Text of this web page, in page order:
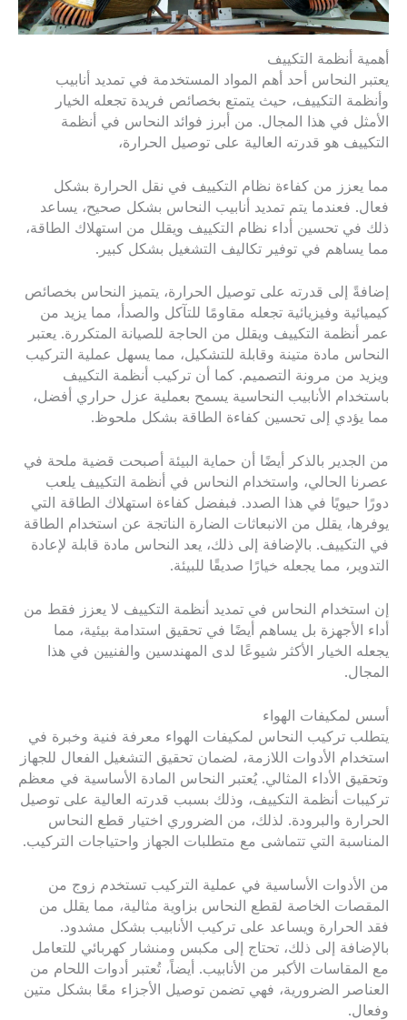
أهمية أنظمة التكييف
يعتبر النحاس أحد أهم المواد المستخدمة في تمديد أنابيب
وأنظمة التكييف، حيث يتمتع بخصائص فريدة تجعله الخيار
الأمثل في هذا المجال. من أبرز فوائد النحاس في أنظمة
التكييف هو قدرته العالية على توصيل الحرارة،
مما يعزز من كفاءة نظام التكييف في نقل الحرارة بشكل
فعال. فعندما يتم تمديد أنابيب النحاس بشكل صحيح، يساعد
ذلك في تحسين أداء نظام التكييف ويقلل من استهلاك الطاقة،
مما يساهم في توفير تكاليف التشغيل بشكل كبير.
إضافةً إلى قدرته على توصيل الحرارة، يتميز النحاس بخصائص
كيميائية وفيزيائية تجعله مقاومًا للتآكل والصدأ، مما يزيد من
عمر أنظمة التكييف ويقلل من الحاجة للصيانة المتكررة. يعتبر
النحاس مادة متينة وقابلة للتشكيل، مما يسهل عملية التركيب
ويزيد من مرونة التصميم. كما أن تركيب أنظمة التكييف
باستخدام الأنابيب النحاسية يسمح بعملية عزل حراري أفضل،
مما يؤدي إلى تحسين كفاءة الطاقة بشكل ملحوظ.
من الجدير بالذكر أيضًا أن حماية البيئة أصبحت قضية ملحة في
عصرنا الحالي، واستخدام النحاس في أنظمة التكييف يلعب
دورًا حيويًا في هذا الصدد. فبفضل كفاءة استهلاك الطاقة التي
يوفرها، يقلل من الانبعاثات الضارة الناتجة عن استخدام الطاقة
في التكييف. بالإضافة إلى ذلك، يعد النحاس مادة قابلة لإعادة
التدوير، مما يجعله خيارًا صديقًا للبيئة.
إن استخدام النحاس في تمديد أنظمة التكييف لا يعزز فقط من
أداء الأجهزة بل يساهم أيضًا في تحقيق استدامة بيئية، مما
يجعله الخيار الأكثر شيوعًا لدى المهندسين والفنيين في هذا
المجال.
أسس لمكيفات الهواء
يتطلب تركيب النحاس لمكيفات الهواء معرفة فنية وخبرة في
استخدام الأدوات اللازمة، لضمان تحقيق التشغيل الفعال للجهاز
وتحقيق الأداء المثالي. يُعتبر النحاس المادة الأساسية في معظم
تركيبات أنظمة التكييف، وذلك بسبب قدرته العالية على توصيل
الحرارة والبرودة. لذلك، من الضروري اختيار قطع النحاس
المناسبة التي تتماشى مع متطلبات الجهاز واحتياجات التركيب.
من الأدوات الأساسية في عملية التركيب تستخدم زوج من
المقصات الخاصة لقطع النحاس بزاوية مثالية، مما يقلل من
فقد الحرارة ويساعد على تركيب الأنابيب بشكل مشدود.
بالإضافة إلى ذلك، تحتاج إلى مكبس ومنشار كهربائي للتعامل
مع المقاسات الأكبر من الأنابيب. أيضاً، تُعتبر أدوات اللحام من
العناصر الضرورية، فهي تضمن توصيل الأجزاء معًا بشكل متين
وفعال.